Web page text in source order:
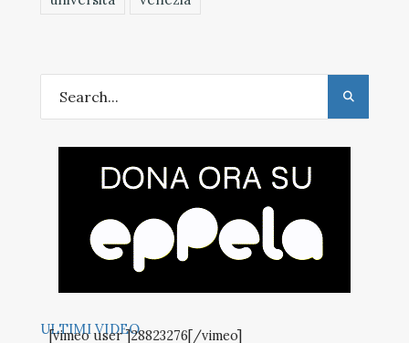
ULTIMI VIDEO
[vimeo user ]28823276[/vimeo]